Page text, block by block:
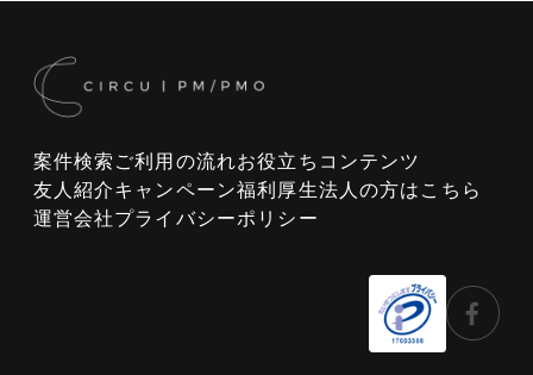
案件検索 ご利用の流れお役立ちコンテンツ
友人紹介キャンペーン福利厚生法人の方はこちら
運営会社プライバシーポリシー